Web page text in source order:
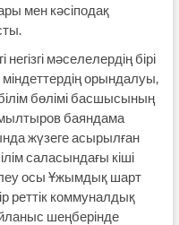
мен кәсіподақ
мәселелердің бірі
орындалуы,
бөлімі басшысының
баяндама
жүзеге асырылған
саласындағы кіші
осы Ұжымдық шарт
реттік коммуналдық
шең­берінде